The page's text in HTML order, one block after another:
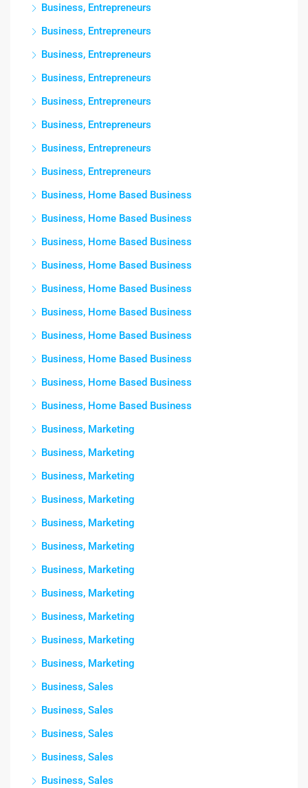
Business, Entrepreneurs
Business, Entrepreneurs
Business, Entrepreneurs
Business, Entrepreneurs
Business, Entrepreneurs
Business, Entrepreneurs
Business, Entrepreneurs
Business, Entrepreneurs
Business, Home Based Business
Business, Home Based Business
Business, Home Based Business
Business, Home Based Business
Business, Home Based Business
Business, Home Based Business
Business, Home Based Business
Business, Home Based Business
Business, Home Based Business
Business, Home Based Business
Business, Marketing
Business, Marketing
Business, Marketing
Business, Marketing
Business, Marketing
Business, Marketing
Business, Marketing
Business, Marketing
Business, Marketing
Business, Marketing
Business, Marketing
Business, Sales
Business, Sales
Business, Sales
Business, Sales
Business, Sales